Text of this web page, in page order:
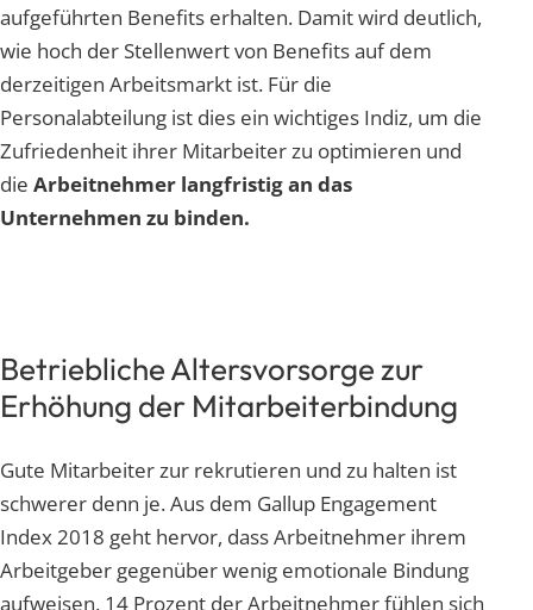
aufgeführten Benefits erhalten. Damit wird deutlich,
wie hoch der Stellenwert von Benefits auf dem
derzeitigen Arbeitsmarkt ist. Für die
Personalabteilung ist dies ein wichtiges Indiz, um die
Zufriedenheit ihrer Mitarbeiter zu optimieren und
die Arbeitnehmer langfristig an das
Unternehmen zu binden.
Betriebliche Altersvorsorge zur
Erhöhung der Mitarbeiterbindung
Gute Mitarbeiter zur rekrutieren und zu halten ist
schwerer denn je. Aus dem Gallup Engagement
Index 2018 geht hervor, dass Arbeitnehmer ihrem
Arbeitgeber gegenüber wenig emotionale Bindung
aufweisen. 14 Prozent der Arbeitnehmer fühlen sich